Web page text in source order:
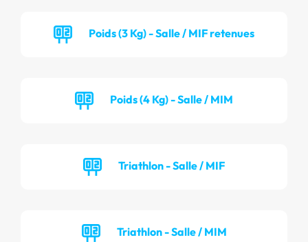
Poids (3 Kg) - Salle / MIF retenues
Poids (4 Kg) - Salle / MIM
Triathlon - Salle / MIF
Triathlon - Salle / MIM